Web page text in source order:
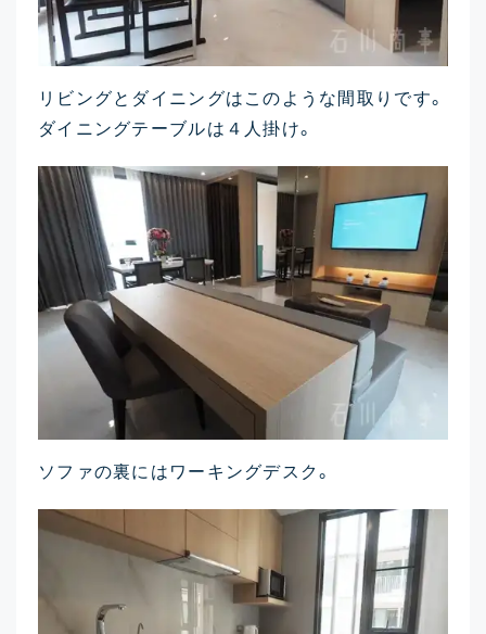
リビングとダイニングはこのような間取りです。
ダイニングテーブルは４人掛け。
ソファの裏にはワーキングデスク。